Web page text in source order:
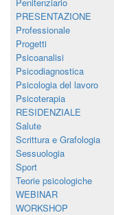
PRESENTAZIONE
Professionale
Progetti
Psicoanalisi
Psicodiagnostica
Psicologia del lavoro
Psicoterapia
RESIDENZIALE
Salute
Scrittura e Grafologia
Sessuologia
Sport
Teorie psicologiche
WEBINAR
WORKSHOP